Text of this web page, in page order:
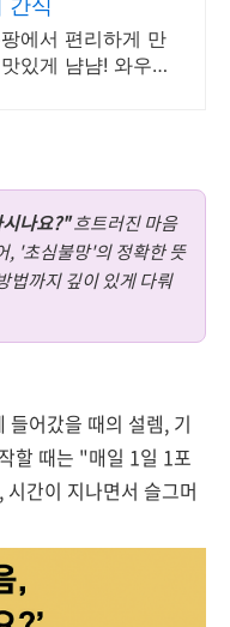
간식
에서 편리하게 만
있게 냠냠! 와우회
나요?"흐트러진 마음
, '초심불망'의 정확한 뜻
법까지 깊이 있게 다뤄
들어갔을 때의 설렘, 기
할 때는 "매일 1일 1포
간이 지나면서 슬그머